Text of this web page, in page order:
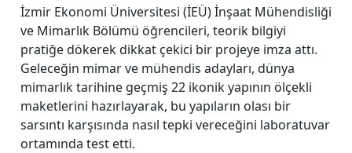
İzmir Ekonomi Üniversitesi (İEÜ) İnşaat Mühendisliği
ve Mimarlık Bölümü öğrencileri, teorik bilgiyi
pratiğe dökerek dikkat çekici bir projeye imza attı.
Geleceğin mimar ve mühendis adayları, dünya
mimarlık tarihine geçmiş 22 ikonik yapının ölçekli
maketlerini hazırlayarak, bu yapıların olası bir
sarsıntı karşısında nasıl tepki vereceğini laboratuvar
ortamında test etti.